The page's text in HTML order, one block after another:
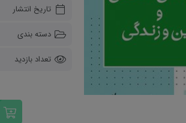
هویتتاریخ انتشار
دسته بندی
تعداد بازدید